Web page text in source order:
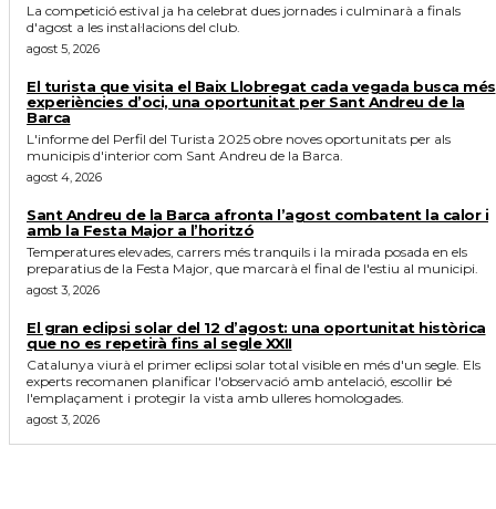
La competició estival ja ha celebrat dues jornades i culminarà a finals
d'agost a les instal·lacions del club.
agost 5, 2026
El turista que visita el Baix Llobregat cada vegada busca més
experiències d’oci, una oportunitat per Sant Andreu de la
Barca
L'informe del Perfil del Turista 2025 obre noves oportunitats per als
municipis d'interior com Sant Andreu de la Barca.
agost 4, 2026
Sant Andreu de la Barca afronta l’agost combatent la calor i
amb la Festa Major a l’horitzó
Temperatures elevades, carrers més tranquils i la mirada posada en els
preparatius de la Festa Major, que marcarà el final de l'estiu al municipi.
agost 3, 2026
El gran eclipsi solar del 12 d’agost: una oportunitat històrica
que no es repetirà fins al segle XXII
Catalunya viurà el primer eclipsi solar total visible en més d'un segle. Els
experts recomanen planificar l'observació amb antelació, escollir bé
l'emplaçament i protegir la vista amb ulleres homologades.
agost 3, 2026